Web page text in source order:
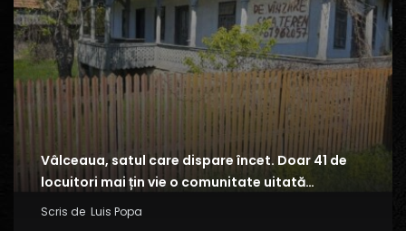
Vâlceaua, satul care dispare încet. Doar 41 de
locuitori mai țin vie o comunitate uitată…
Scris de Luis Popa